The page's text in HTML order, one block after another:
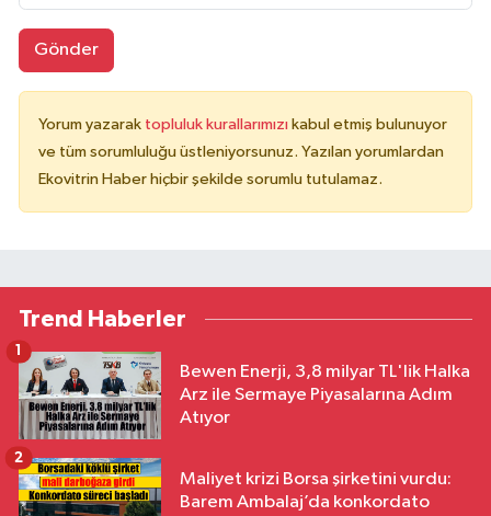
Gönder
Yorum yazarak topluluk kurallarımızı kabul etmiş bulunuyor
ve tüm sorumluluğu üstleniyorsunuz. Yazılan yorumlardan
Ekovitrin Haber hiçbir şekilde sorumlu tutulamaz.
Trend Haberler
Bewen Enerji, 3,8 milyar TL'lik Halka
Arz ile Sermaye Piyasalarına Adım
Atıyor
1
Maliyet krizi Borsa şirketini vurdu:
Barem Ambalaj’da konkordato
2